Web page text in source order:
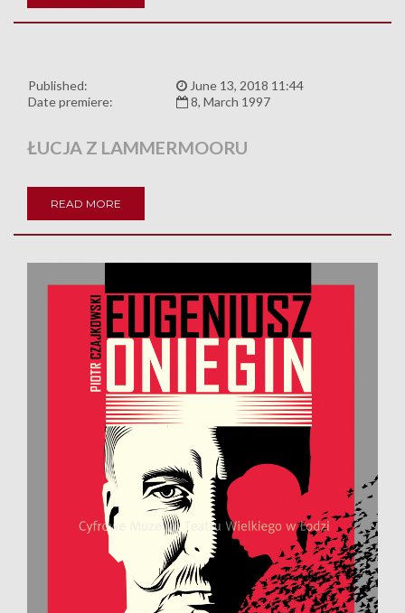
Published:
June 13, 2018 11:44
Date premiere:
8, March 1997
ŁUCJA Z LAMMERMOORU
READ MORE